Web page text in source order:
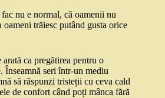
nu e normal, că oamenii nu
oameni trăiesc putând gusta orice
ca pregătirea pentru o
Înseamnă seri într-un mediu
să răspunzi tristeții cu ceva cald
de confort când poți mânca fără